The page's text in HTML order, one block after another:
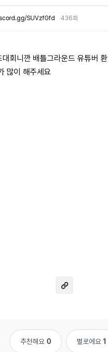
SUVzfGfd 436회
대회니깐 배틀그라운드 유튜버
많이 해주세요
추천해요 0 별로에요 1